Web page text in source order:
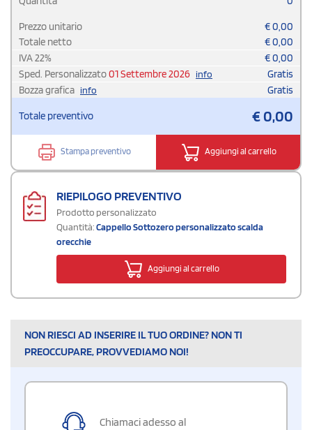
Prezzo unitario €0,00
Totale netto
€0,00
IVA22% €0,00
Sped. Personalizzato01 Settembre 2026 info
Gratis
Bozza grafica info Gratis
Totale preventivo €0,00
Stampa preventivo Aggiungi al carrello
RIEPILOGO PREVENTIVO
Prodotto personalizzato
Quantità:Cappello Sottozero personalizzato scalda
orecchie
Aggiungi al carrello
NON RIESCI AD INSERIRE IL TUO ORDINE? NON TI
PREOCCUPARE, PROVVEDIAMO NOI!
Chiamaci adesso al